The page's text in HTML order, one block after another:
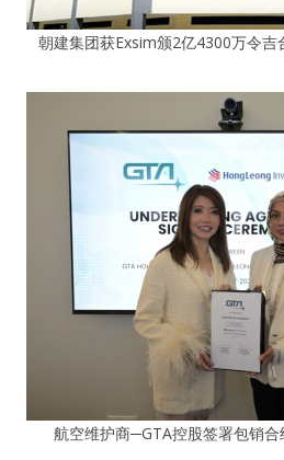
朝建集团获Exsim颁2亿4300万令
航空维护商─GTA控股签署包销